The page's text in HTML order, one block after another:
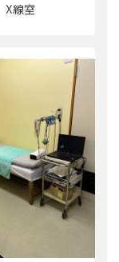
X線室